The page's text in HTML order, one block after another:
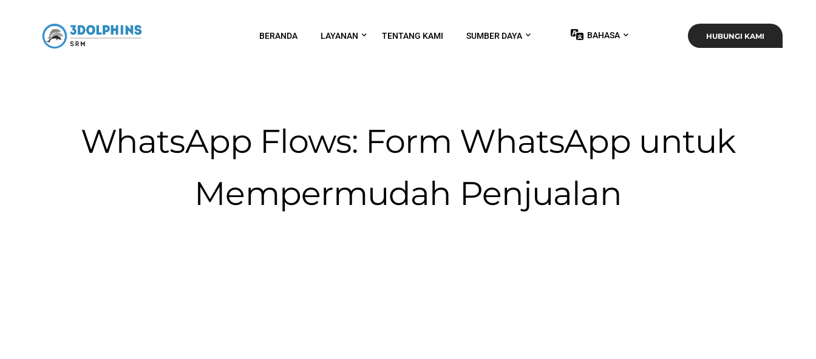
BERANDA LAYANAN TENTANG KAMI SUMBER DAYA BAHASA HUBUNGI KAMI
WhatsApp Flows: Form WhatsApp untuk
Mempermudah Penjualan